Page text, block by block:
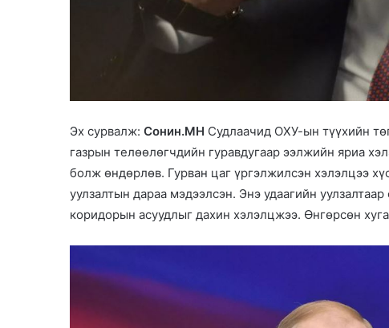
Эх сурвалж: Сонин.МН Судлаачид ОХУ-ын түүхийн
газрын телөөлөгчдийн гуравдугаар ээлжийн яриа
болж өндөрлөв. Гурван цаг үргэлжилсэн хэлэлцээ
уулзалтын дараа мэдээлсэн. Энэ удаагийн
коридорын асуудлыг дахин хэлэлцжээ. Өнгөрсөн